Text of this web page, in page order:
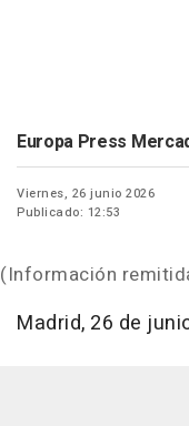
Europa Press
Viernes, 26 junio 2026
Publicado: 12:53
(Información
Madrid, 26 de